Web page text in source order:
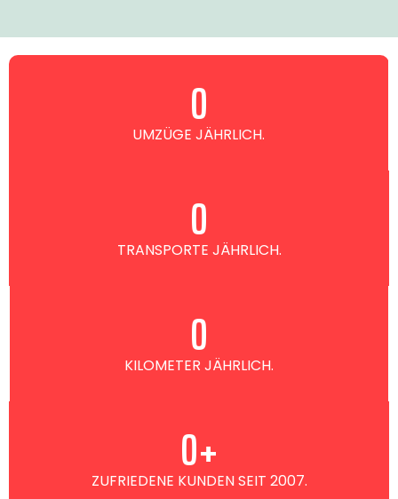
UMZÜGE JÄHRLICH.
0
TRANSPORTE JÄHRLICH.
0
KILOMETER JÄHRLICH.
0
ZUFRIEDENE KUNDEN SEIT 2007.
0+